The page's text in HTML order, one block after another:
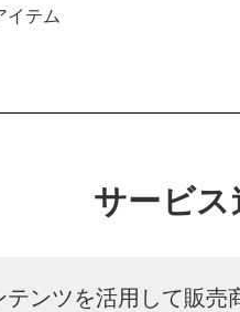
イテム
サービス
ンツを活用して販売